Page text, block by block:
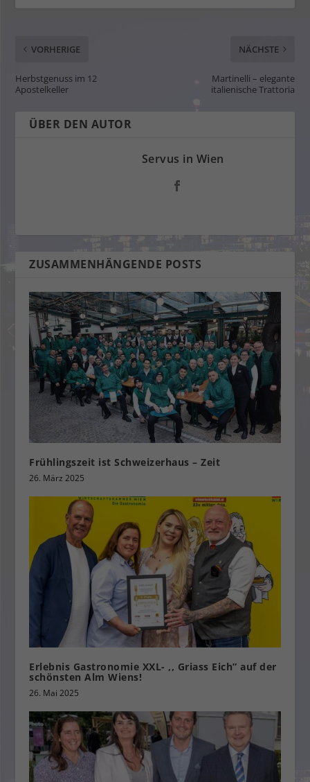
VORHERIGE
Herbstgenuss im 12
Apostelkeller
NÄCHSTE
Martinelli – elegante
italienische Trattoria
ÜBER DEN AUTOR
Servus in Wien
ZUSAMMENHÄNGENDE POSTS
Frühlingszeit ist Schweizerhaus – Zeit
26. März 2025
Erlebnis Gastronomie XXL- ,, Griass Eich” auf der
schönsten Alm Wiens!
26. Mai 2025